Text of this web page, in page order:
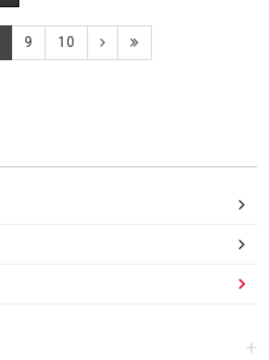
9 10
+